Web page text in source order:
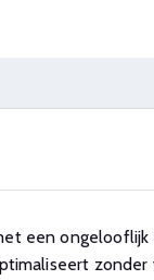
een ongelooflijk
zonder